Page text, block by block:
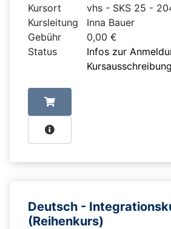
Kursort
vhs - SKS 25 -
Kursleitung
Inna Bauer
Gebühr
0,00 €
Status
Infos zur
Kursausschreibung
Deutsch -
(Reihenkurs)